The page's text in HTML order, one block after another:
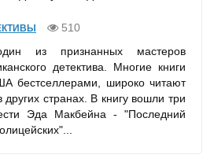
510
из признанных мастеров
детектива. Многие книги
бестселлерами, широко читают
странах. В книгу вошли три
Эда Макбейна - "Последний